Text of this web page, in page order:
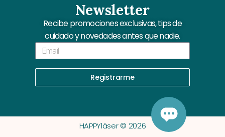
Newsletter
Recibe promociones exclusivas, tips de
cuidado y novedades antes que nadie.
Email
Registrarme
HAPPYláser © 2026